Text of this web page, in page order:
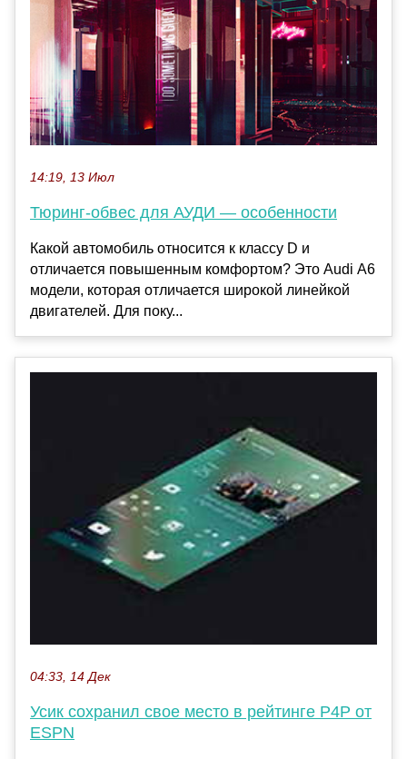
14:19, 13 Июл
Тюринг-обвес для АУДИ — особенности
Какой автомобиль относится к классу D и
отличается повышенным комфортом? Это Audi А6
модели, которая отличается широкой линейкой
двигателей. Для поку...
04:33, 14 Дек
Усик сохранил свое место в рейтинге P4P от
ESPN